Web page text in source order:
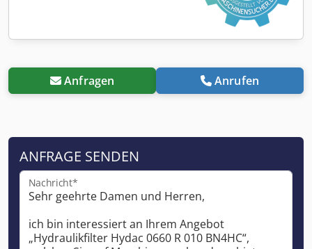
Anfragen Anrufen
ANFRAGE SENDEN
Nachricht*